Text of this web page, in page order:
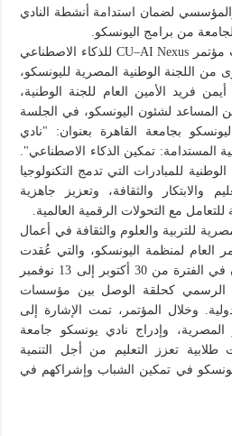
لضمان استدامة أنشطة النادي
من برامج اليونسكو.
وتجدر الإشارة إلي أن فعاليات مؤتمر CU–AI Nexus للذكاء الاصطناعي
اللجنة الوطنية المصرية لليونسكو،
فريد الأمين العام للجنة الوطنية،
المساعد لشئون اليونسكو، في الجلسة
بجامعة القاهرة بعنوان: "نادي
المستدامة: تمكين الذكاء الاصطناعي".
للمبادرات التي تدمج التكنولوجيا
والابتكار والثقافة، وتعزيز جاهزية
مع التحولات الرقمية العالمية.
للتربية والعلوم والثقافة في أعمال
العام لمنظمة اليونسكو، والتي عُقدت
في سمرقند بدولة أوزبكستان في الفترة من 30 أكتوبر إلى 13 نوفمبر
الرسمي كحلقة الوصل بين مؤسسات
وخلال المؤتمر، تمت الإشارة إلى
وإدراج نادي يونسكو جامعة
طلابية تعزز التعليم من أجل التنمية
في تمكين الشباب وإشراكهم في